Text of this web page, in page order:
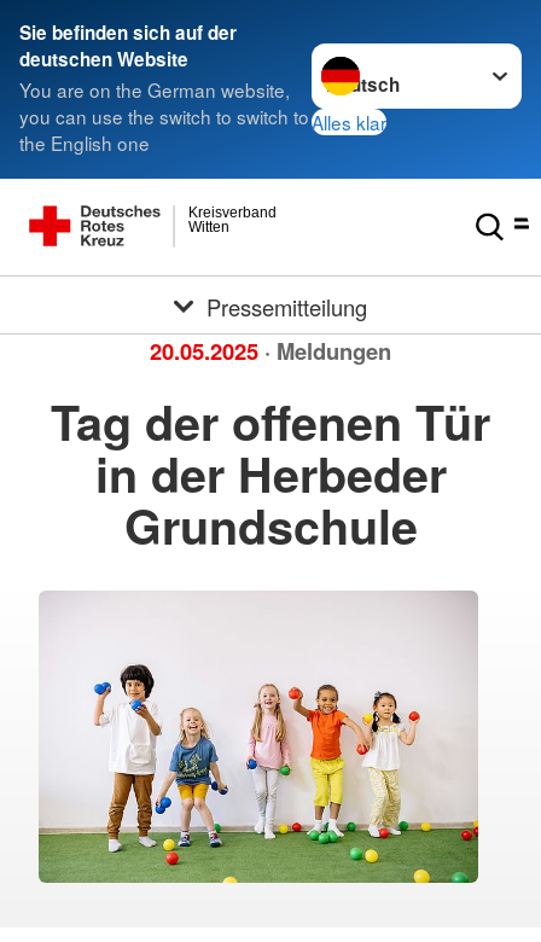
Sie befinden sich auf der
deutschen Website
You are on the German website,
you can use the switch to switch to
the English one
Sprache wechseln zu
Alles klar
Witten
Kreisverband
Pressemitteilung
20.05.2025 · Meldungen
Tag der offenen Tür
in der Herbeder
Grundschule